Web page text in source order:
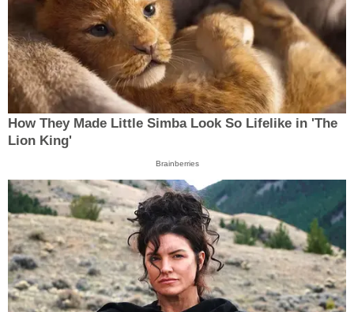
How They Made Little Simba Look So Lifelike in 'The
Lion King'
Brainberries